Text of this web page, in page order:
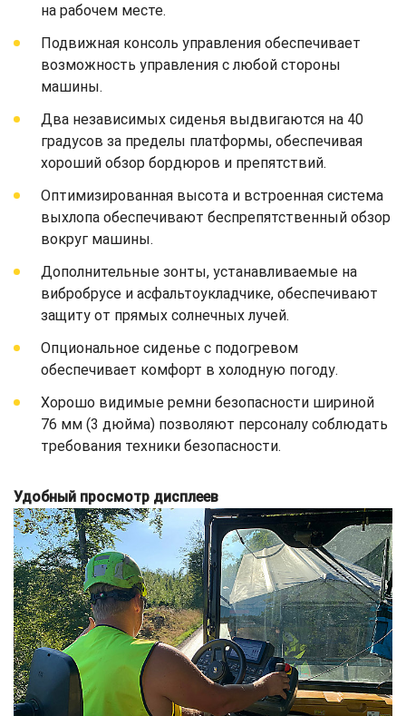
на рабочем месте.
Подвижная консоль управления обеспечивает
возможность управления с любой стороны
машины.
Два независимых сиденья выдвигаются на 40
градусов за пределы платформы, обеспечивая
хороший обзор бордюров и препятствий.
Оптимизированная высота и встроенная система
выхлопа обеспечивают беспрепятственный обзор
вокруг машины.
Дополнительные зонты, устанавливаемые на
вибробрусе и асфальтоукладчике, обеспечивают
защиту от прямых солнечных лучей.
Опциональное сиденье с подогревом
обеспечивает комфорт в холодную погоду.
Хорошо видимые ремни безопасности шириной
76 мм (3 дюйма) позволяют персоналу соблюдать
требования техники безопасности.
Удобный просмотр дисплеев